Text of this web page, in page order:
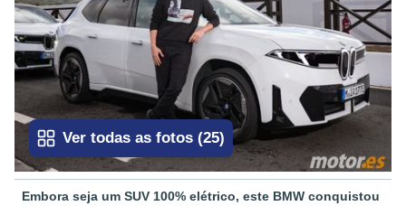
Ver todas as fotos (25)
Embora seja um SUV 100% elétrico, este BMW conquistou